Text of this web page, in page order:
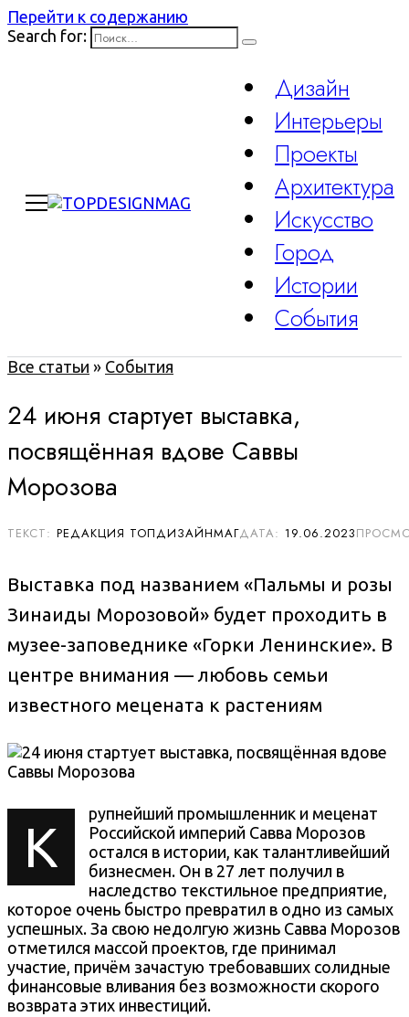
Перейти к содержанию
Search for:
Дизайн
Интерьеры
Проекты
Архитектура
Искусство
Город
Истории
События
Все статьи » События
24 июня стартует выставка,
посвящённая вдове Саввы
Морозова
РЕДАКЦИЯ ТОПДИЗАЙНМАГ 19.06.2023
Выставка под названием «Пальмы и розы
Зинаиды Морозовой» будет проходить в
музее-заповеднике «Горки Ленинские». В
центре внимания — любовь семьи
известного мецената к растениям
К
рупнейший промышленник и меценат
Российской империй Савва Морозов
остался в истории, как талантливейший
бизнесмен. Он в 27 лет получил в
наследство текстильное предприятие,
которое очень быстро превратил в одно из самых
успешных. За свою недолгую жизнь Савва Морозов
отметился массой проектов, где принимал
участие, причём зачастую требовавших солидные
финансовые вливания без возможности скорого
возврата этих инвестиций.